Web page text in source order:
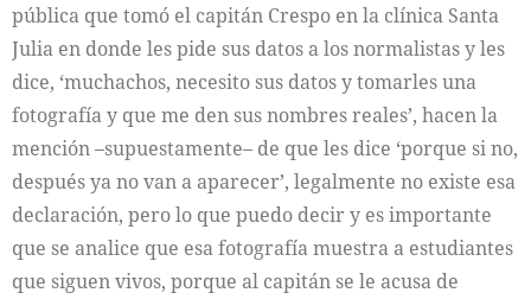
pública que tomó el capitán Crespo en la clínica Santa
Julia en donde les pide sus datos a los normalistas y les
dice, ‘muchachos, necesito sus datos y tomarles una
fotografía y que me den sus nombres reales’, hacen la
mención –supuestamente– de que les dice ‘porque si no,
después ya no van a aparecer’, legalmente no existe esa
declaración, pero lo que puedo decir y es importante
que se analice que esa fotografía muestra a estudiantes
que siguen vivos, porque al capitán se le acusa de